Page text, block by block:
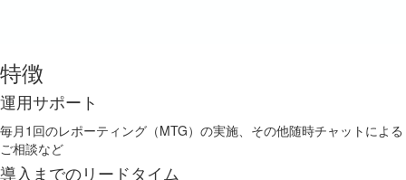
特徴
運用サポート
毎月1回のレポーティング（MTG）の実施、その他随時チャットによる
ご相談など
導入までのリードタイム